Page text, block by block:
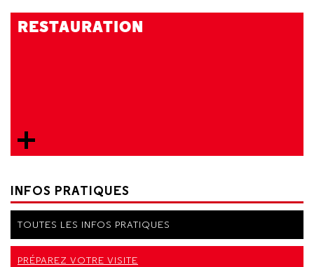
RESTAURATION
INFOS PRATIQUES
TOUTES LES INFOS PRATIQUES
PRÉPAREZ VOTRE VISITE